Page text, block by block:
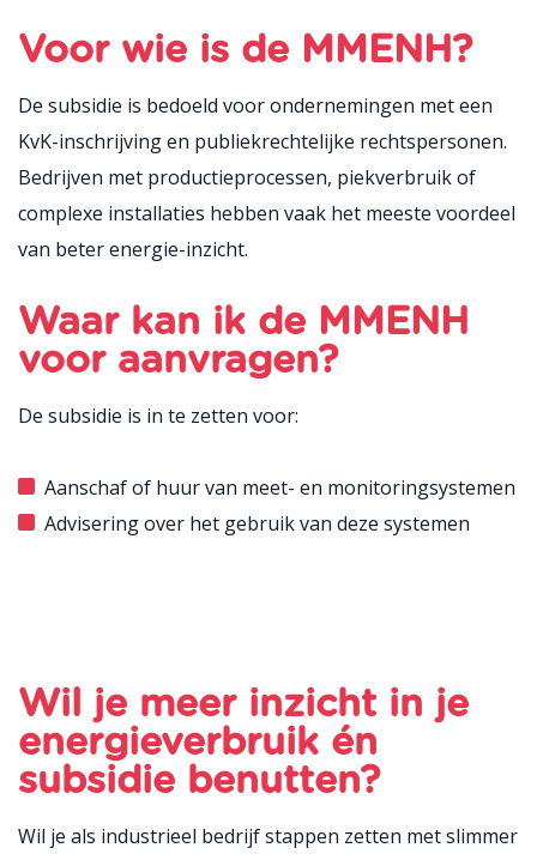
Voor wie is de MMENH?
De subsidie is bedoeld voor ondernemingen met een
KvK-inschrijving en publiekrechtelijke rechtspersonen.
Bedrijven met productieprocessen, piekverbruik of
complexe installaties hebben vaak het meeste voordeel
van beter energie-inzicht.
Waar kan ik de MMENH
voor aanvragen?
De subsidie is in te zetten voor:
Aanschaf of huur van meet- en monitoringsystemen
Advisering over het gebruik van deze systemen
Wil je meer inzicht in je
energieverbruik én
subsidie benutten?
Wil je als industrieel bedrijf stappen zetten met slimmer